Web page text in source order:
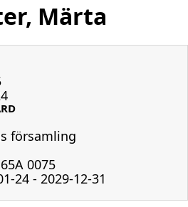
Märta
församling
65A 0075
24 - 2029-12-31